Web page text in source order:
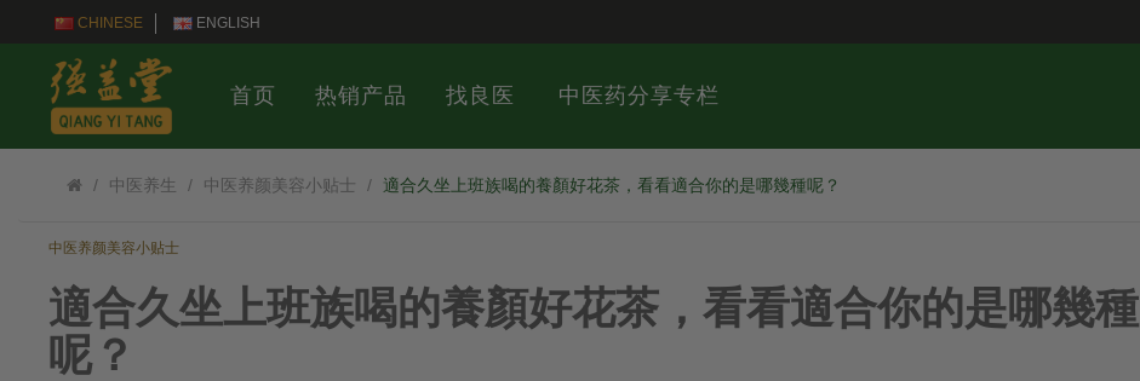
CHINESE ENGLISH
首页 热销产品 找良医 中医药分享专栏
中医养生 中医养颜美容小贴士 適合久坐上班族喝的養顏好花茶，看看適合你的是哪幾種呢？
中医养颜美容小贴士
適合久坐上班族喝的養顏好花茶，看看適合你的是哪幾種
呢？